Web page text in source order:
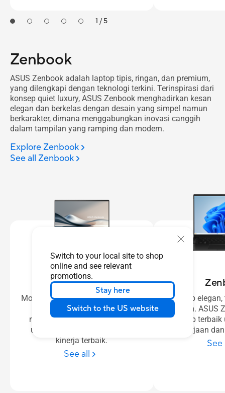
Switch to your local site to shop
online and see relevant
promotions.
Stay here
Switch to the US website
1 / 5
Zenbook
ASUS Zenbook adalah laptop tipis, ringan, dan premium,
yang dilengkapi dengan teknologi terkini. Terinspirasi dari
konsep quiet luxury, ASUS Zenbook menghadirkan kesan
elegan dan berkelas dengan desain yang simpel namun
berkarakter, dimana menggabungkan inovasi canggih
dalam tampilan yang ramping dan modern.
Explore Zenbook
See all Zenbook
Zenbook S
Mobilitas premium terbaik dengan
pengerjaan yang presisi
menjadikannya laptop terbaik
untuk prestise luar biasa dan
kinerja terbaik.
See all
Laptop
ringan. ASUS
laptop terbaik
pekerjaan
See